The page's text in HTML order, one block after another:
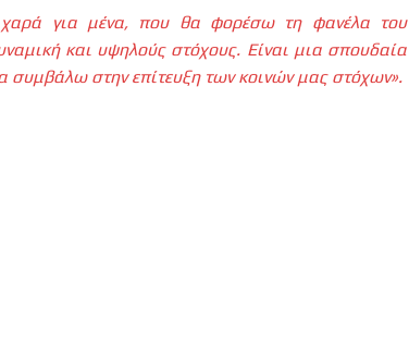
χαρά για μένα, που θα φορέσω τη φανέλα του
και υψηλούς στόχους. Είναι μια σπουδαία
συμβάλω στην επίτευξη των κοινών μας στόχων».